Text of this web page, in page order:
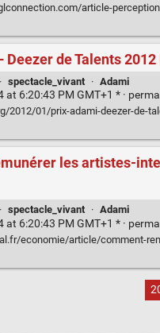
perceptions-en-legere-baisse-repartitions-en-hausse-pour-l-
Deezer de Talents 2012
· spectacle_vivant · Adami
6:20:43 PM GMT+1 * ·
2012/01/prix-adami-deezer-de-
les artistes-
· spectacle_vivant · Adami
6:20:43 PM GMT+1 * ·
article/comment-remunerer-les-artistes-interpretes-